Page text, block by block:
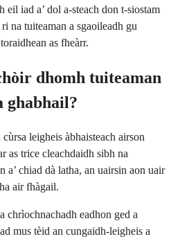
eil iad a’ dol a-steach don t-siostam
na tuiteaman a sgaoileadh gu
as fheàrr.
dhomh tuiteaman
ghabhail?
leigheis àbhaisteach airson
as trice cleachdaidh sibh na
a’ chiad dà latha, an uairsin aon uair
air fhàgail.
chrìochnachadh eadhon ged a
mus tèid an cungaidh-leigheis a